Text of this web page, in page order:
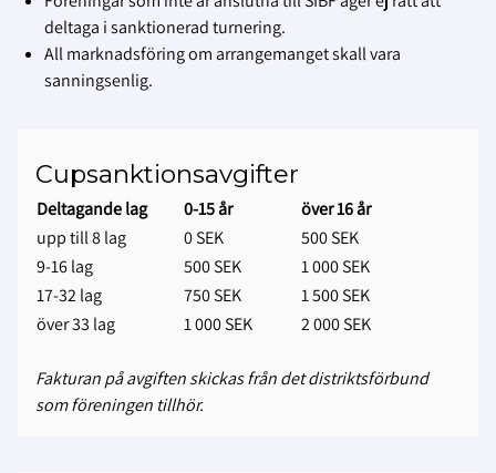
deltaga i sanktionerad turnering.
All marknadsföring om arrangemanget skall vara
sanningsenlig.
Cupsanktionsavgifter
Deltagande lag 0-15 år
över 16 år
upp till 8 lag
0 SEK
500 SEK
9-16 lag
500 SEK
1 000 SEK
17-32 lag
750 SEK
1 500 SEK
över 33 lag
1 000 SEK 2 000 SEK
Fakturan på avgiften skickas från det distriktsförbund
som föreningen tillhör.